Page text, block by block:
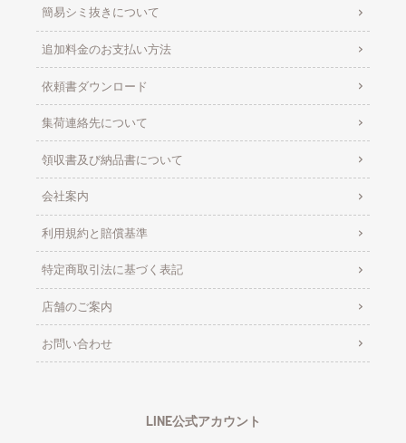
簡易シミ抜きについて
追加料金のお支払い方法
依頼書ダウンロード
集荷連絡先について
領収書及び納品書について
会社案内
利用規約と賠償基準
特定商取引法に基づく表記
店舗のご案内
お問い合わせ
LINE公式アカウント